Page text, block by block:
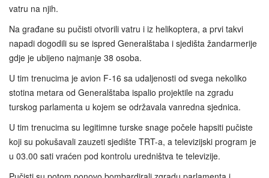
vatru na njih.
Na građane su pučisti otvorili vatru i iz helikoptera, a prvi takvi
napadi dogodili su se ispred Generalštaba i sjedišta žandarmerije
gdje je ubijeno najmanje 38 osoba.
U tim trenucima je avion F-16 sa udaljenosti od svega nekoliko
stotina metara od Generalštaba ispalio projektile na zgradu
turskog parlamenta u kojem se održavala vanredna sjednica.
U tim trenucima su legitimne turske snage počele hapsiti pučiste
koji su pokušavali zauzeti sjedište TRT-a, a televizijski program je
u 03.00 sati vraćen pod kontrolu uredništva te televizije.